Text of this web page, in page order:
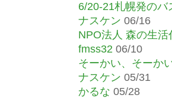
6/20-21札幌発の
ナスケン 06/16
NPO法人 森の生
fmss32 06/10
そーかい、そーか
ナスケン 05/31
かるな 05/28